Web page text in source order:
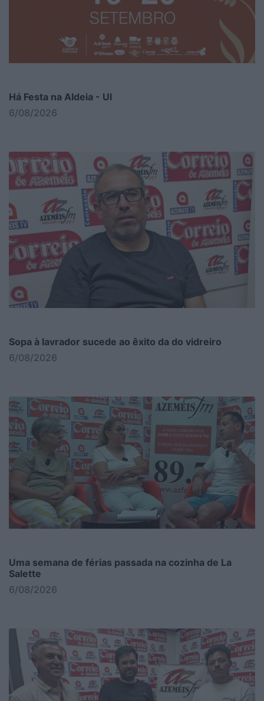
Há Festa na Aldeia - Ul
6/08/2026
Sopa à lavrador sucede ao êxito da do vidreiro
6/08/2026
Uma semana de férias passada na cozinha de La
Salette
6/08/2026